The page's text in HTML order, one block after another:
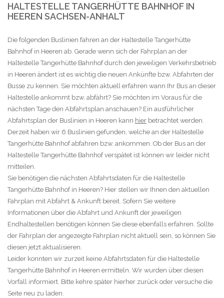
HALTESTELLE TANGERHÜTTE BAHNHOF IN
HEEREN SACHSEN-ANHALT
Die folgenden Buslinien fahren an der Haltestelle Tangerhütte
Bahnhof in Heeren ab. Gerade wenn sich der Fahrplan an der
Haltestelle Tangerhütte Bahnhof durch den jeweiligen Verkehrsbetrieb
in Heeren ändert ist es wichtig die neuen Ankünfte bzw. Abfahrten der
Busse zu kennen. Sie möchten aktuell erfahren wann Ihr Bus an dieser
Haltestelle ankommt bzw. abfährt? Sie möchten im Voraus für die
nächsten Tage den Abfahrtsplan anschauen? Ein ausführlicher
Abfahrtsplan der Buslinien in Heeren kann hier betrachtet werden.
Derzeit haben wir 6 Buslinien gefunden, welche an der Haltestelle
Tangerhütte Bahnhof abfahren bzw. ankommen. Ob der Bus an der
Haltestelle Tangerhütte Bahnhof verspätet ist können wir leider nicht
mitteilen.
Sie benötigen die nächsten Abfahrtsdaten für die Haltestelle
Tangerhütte Bahnhof in Heeren? Hier stellen wir Ihnen den aktuellen
Fahrplan mit Abfahrt & Ankunft bereit. Sofern Sie weitere
Informationen über die Abfahrt und Ankunft der jeweiligen
Endhaltestellen benötigen können Sie diese ebenfalls erfahren. Sollte
der Fahrplan der angezeigte Fahrplan nicht aktuell sein, so können Sie
diesen jetzt aktualisieren.
Leider konnten wir zurzeit keine Abfahrtsdaten für die Haltestelle
Tangerhütte Bahnhof in Heeren ermitteln. Wir wurden über diesen
Vorfall informiert. Bitte kehre später hierher zurück oder versuche die
Seite neu zu laden.